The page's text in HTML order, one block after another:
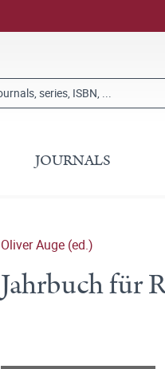
JOURNALS
Oliver Auge (ed.)
Jahrbuch für